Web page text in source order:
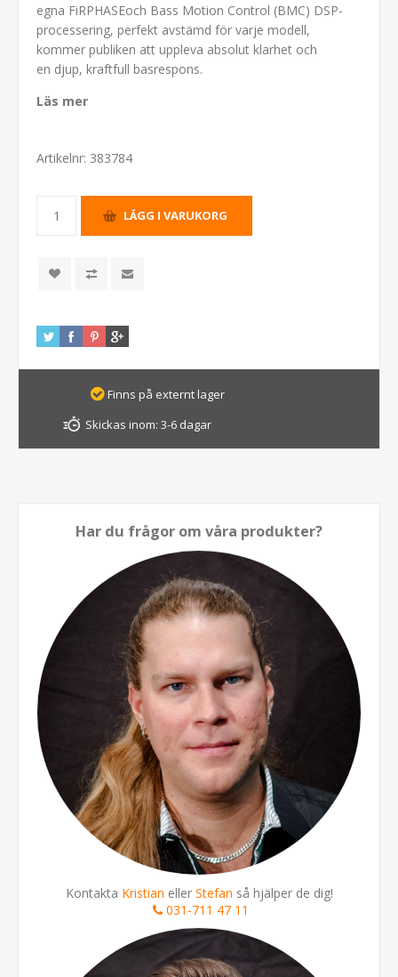
egna FiRPHASEoch Bass Motion Control (BMC) DSP-
processering, perfekt avstämd för varje modell,
kommer publiken att uppleva absolut klarhet och
en djup, kraftfull basrespons.
Läs mer
Artikelnr: 383784
Finns på externt lager
Skickas inom: 3-6 dagar
Har du frågor om våra produkter?
Kontakta Kristian eller Stefan så hjälper de dig!
031-711 47 11